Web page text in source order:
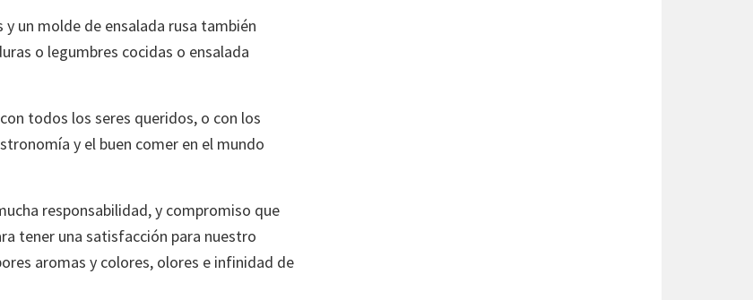
un molde de ensalada rusa también
o legumbres cocidas o ensalada
todos los seres queridos, o con los
y el buen comer en el mundo
responsabilidad, y compromiso que
tener una satisfacción para nuestro
aromas y colores, olores e infinidad de